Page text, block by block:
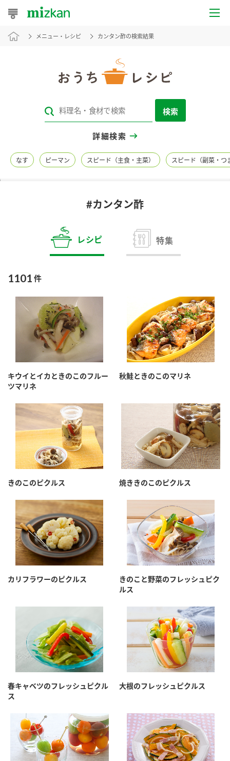
おうちレシピ
レシピカテゴリ一覧
レシピ名特集
商品カテゴリ
お酢ドリンク ぽん酢
みりん風・料理酒 鍋用調味料
スープ 中華
クイック調味料 レモン果汁
ふりかけ おすしの素
炊き込みご飯の素 米飯用調味液
ブランド・スペシャルサイト
ブランド・スペシャルサイト トップ
商品ブランドサイト
くらしプラ酢
カンタン酢
お酢ドリンク
味ぽん
ぽん酢
鍋なび
納豆のサイト
PIN印
三ツ判山吹
千夜
お酢を知ろう！
すしラボ
ぽん酢サワー
ミツカンのCM
ロングセラー商品 ＋ おすすめレシピ
人気商品 ＋ おすすめレシピ
企業情報
国内事業概要
ミツカングループについて
企業理念
ミツカンの歴史
ミツカンを知る
環境への取り組み
水の文化センター（アーカイブ）
ZENB initiative
MIM（ミツカンミュージアム）
各部門が大切にしていること
おいしさと健康への取り組み
キッザニア東京「ぽん酢工房」
採用情報
ニュースリリース
お客様相談センター
お客様の声をいかしました
販売終了製品のご案内
よくあるご質問
お問い合わせ
地図から取り扱い店舗を探す
メニュー・レシピ カンタン酢の検索結果
検索
詳細検索
なす ピーマン スピード（主食・主菜） スピード（副菜・つ
#カンタン酢
レシピ 特集
1101 件
キウイとイカときのこのフルー
ツマリネ
秋鮭ときのこのマリネ
きのこのピクルス 焼ききのこのピクルス
カリフラワーのピクルス
きのこと野菜のフレッシュピク
ルス
春キャベツのフレッシュピクル
ス
大根のフレッシュピクルス